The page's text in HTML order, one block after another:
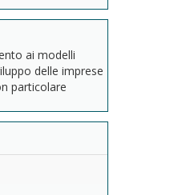
ai modelli
delle imprese
particolare